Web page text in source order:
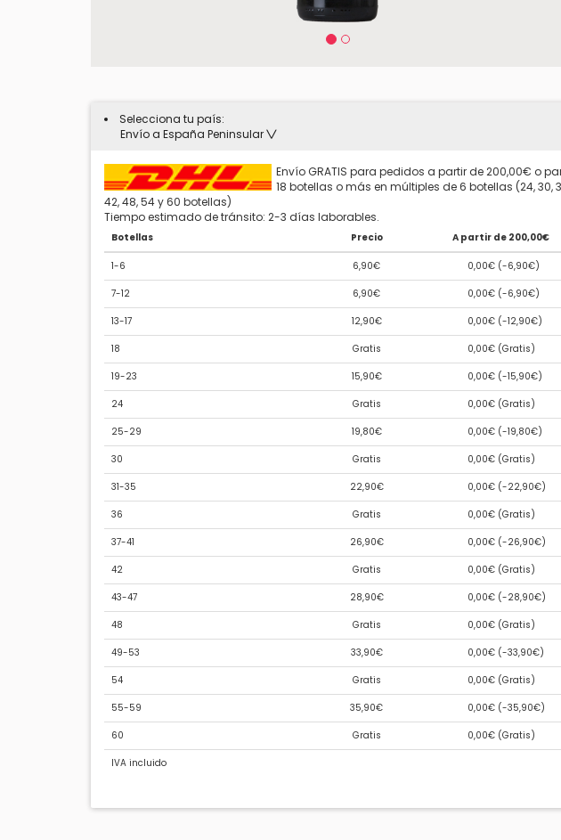
Selecciona tu país:
Envío a España Peninsular
Envío GRATIS para pedidos a partir de 200,00€ o
18 botellas o más en múltiples de 6 botellas (24, 30,
42, 48, 54 y 60 botellas)
Tiempo estimado de tránsito: 2-3 días laborables.
Botellas Precio A partir de 200,00€
1-6 6,90€ 0,00€ (-6,90€)
7-12 6,90€ 0,00€ (-6,90€)
13-17 12,90€ 0,00€ (-12,90€)
18 Gratis 0,00€ (Gratis)
19-23 15,90€ 0,00€ (-15,90€)
24 Gratis 0,00€ (Gratis)
25-29 19,80€ 0,00€ (-19,80€)
30 Gratis 0,00€ (Gratis)
31-35 22,90€ 0,00€ (-22,90€)
36 Gratis 0,00€ (Gratis)
37-41 26,90€ 0,00€ (-26,90€)
42 Gratis 0,00€ (Gratis)
43-47 28,90€ 0,00€ (-28,90€)
48 Gratis 0,00€ (Gratis)
49-53 33,90€ 0,00€ (-33,90€)
54 Gratis 0,00€ (Gratis)
55-59 35,90€ 0,00€ (-35,90€)
60 Gratis 0,00€ (Gratis)
IVA incluido